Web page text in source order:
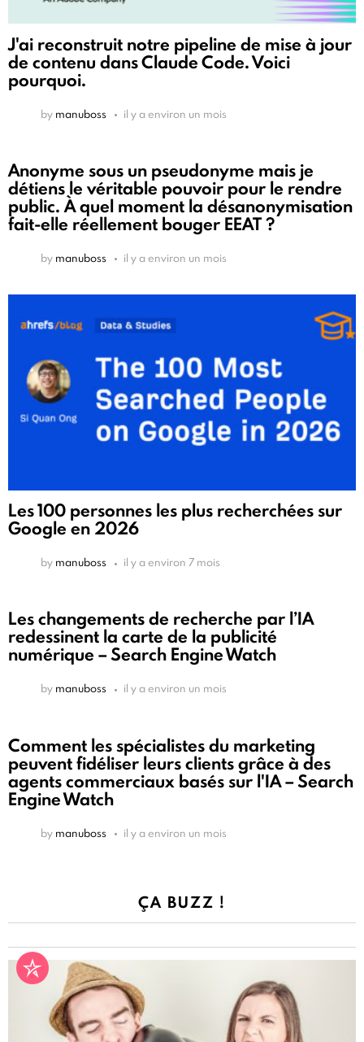
J'ai reconstruit notre pipeline de mise à jour
de contenu dans Claude Code. Voici
pourquoi.
by manuboss il y a environ un mois
Anonyme sous un pseudonyme mais je
détiens le véritable pouvoir pour le rendre
public. À quel moment la désanonymisation
fait-elle réellement bouger EEAT ?
by manuboss il y a environ un mois
Les 100 personnes les plus recherchées sur
Google en 2026
by manuboss il y a environ 7 mois
Les changements de recherche par l’IA
redessinent la carte de la publicité
numérique – Search Engine Watch
by manuboss il y a environ un mois
Comment les spécialistes du marketing
peuvent fidéliser leurs clients grâce à des
agents commerciaux basés sur l'IA – Search
Engine Watch
by manuboss il y a environ un mois
ÇA BUZZ !